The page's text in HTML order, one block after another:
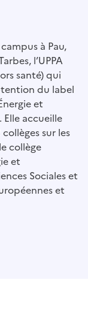
à Pau,
l’UPPA
santé) qui
du label
et
Elle accueille
sur les
collège
et
Sociales et
et